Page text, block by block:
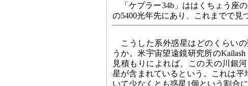
「ケプラー34b」ははくちょう座
の5400光年先にあり、これまでで見
こうした系外惑星はどのくらい
うか。米宇宙望遠鏡研究所のKailash
見積もりによれば、この天の川銀
星が含まれているという。これは平
いて少なくとも惑星1個という割合